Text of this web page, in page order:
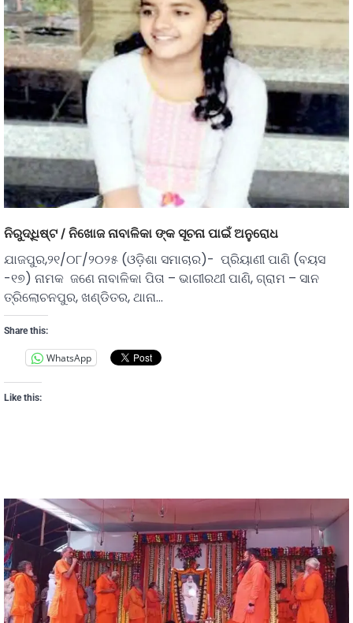
ନିରୁଦ୍ଧିଷ୍ଟ / ନିଖୋଜ ନାବାଳିକା ଙ୍କ ସୂଚନା ପାଇଁ ଅନୁରୋଧ
ଯାଜପୁର,୨୧/୦୮/୨୦୨୫ (ଓଡ଼ିଶା ସମାଚାର)- ପ୍ରିୟାଣୀ ପାଣି (ବୟସ
-୧୭) ନାମକ ଜଣେ ନାବାଳିକା ପିତା – ଭାଗୀରଥୀ ପାଣି, ଗ୍ରାମ – ସାନ
ତ୍ରିଲୋଚନପୁର, ଖଣ୍ଡିତର, ଥାନା…
Share this:
WhatsApp
Like this: